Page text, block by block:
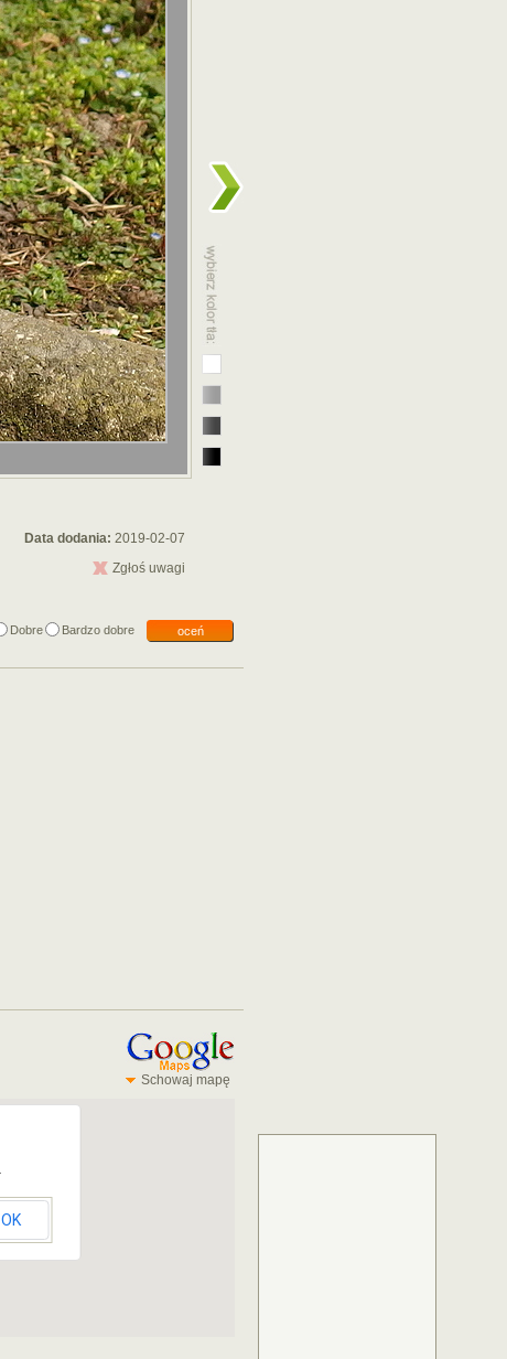
Data dodania: 2019-02-07
Zgłoś uwagi
Dobre Bardzo dobre
oceń
Schowaj mapę
OK